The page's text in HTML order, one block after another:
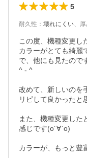
5
耐久性 ： 壊れにくい、
この度、機種変更し
カラーがとても綺麗
で、他にも見たので
^ - ^
改めて、新しいのを
リピして良かった
また、機種変更した
感じです(о´∀`о)
カラーが、もっと